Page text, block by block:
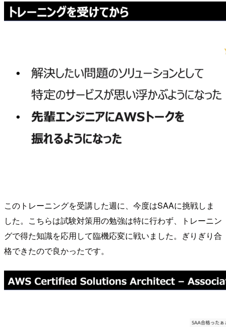
このトレーニングを受講した週に、今度はSAAに挑戦しま
した。こちらは試験対策用の勉強は特に行わず、トレーニン
グで得た知識を応用して臨機応変に戦いました。ぎりぎり合
格できたので良かったです。